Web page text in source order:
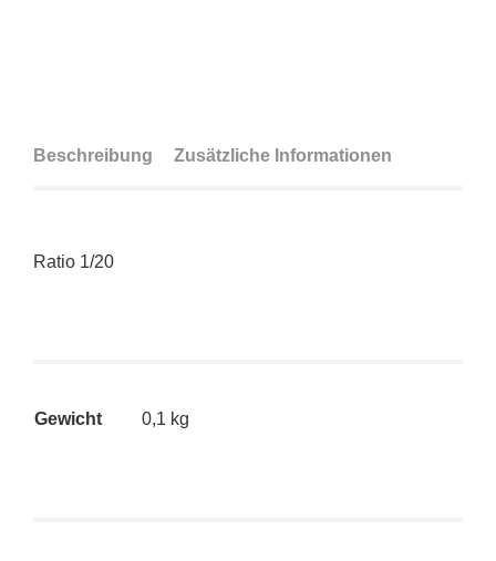
Beschreibung Zusätzliche Informationen
Ratio 1/20
Gewicht 0,1 kg